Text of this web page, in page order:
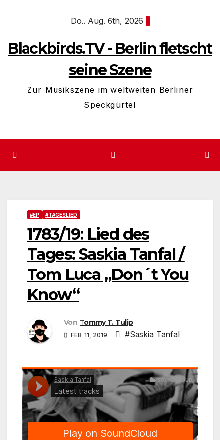
Do.. Aug. 6th, 2026
Blackbirds.TV - Berlin fletscht
seine Szene
Zur Musikszene im weltweiten Berliner
Speckgürtel
#EP #TAGESLIED
1783/19: Lied des
Tages: Saskia Tanfal /
Tom Luca „Don´t You
Know“
Von Tommy T. Tulip
FEB. 11, 2019 #Saskia Tanfal